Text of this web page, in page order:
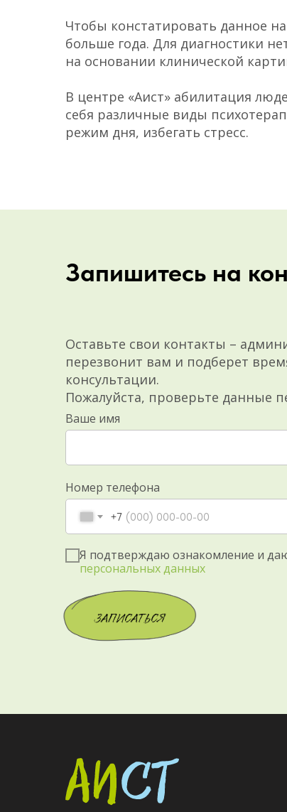
Чтобы констатировать данное
больше года. Для диагностики
на основании клинической
В центре «Аист» абилитация
себя различные виды
режим дня, избегать стресс.
Запишитесь на
Оставьте свои контакты –
перезвонит вам и подберет
консультации.
Пожалуйста, проверьте данные
Ваше имя
Номер телефона
+7
Я подтверждаю ознакомление и
персональных данных